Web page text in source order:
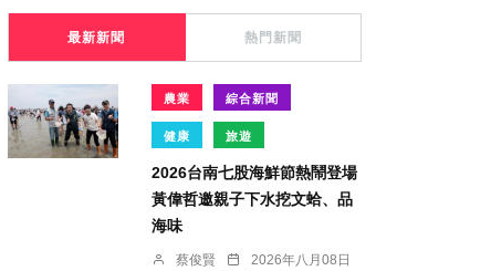
最新新聞 熱門新聞
農業 綜合新聞
健康 旅遊
2026台南七股海鮮節熱鬧登場
黃偉哲邀親子下水挖文蛤、品
海味
蔡俊賢
2026年八月08日